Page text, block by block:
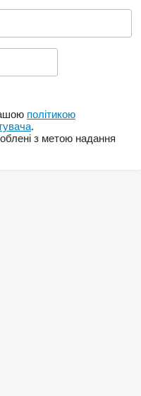
політикою
.
з метою надання